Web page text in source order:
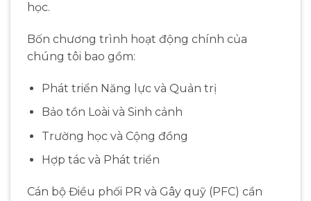
học.
Bốn chương trình hoạt động chính của
chúng tôi bao gồm:
Phát triển Năng lực và Quản trị
Bảo tồn Loài và Sinh cảnh
Trường học và Cộng đồng
Hợp tác và Phát triển
Cán bộ Điều phối PR và Gây quỹ (PFC) cần